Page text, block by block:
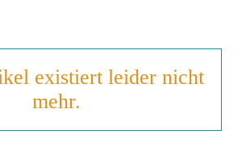
existiert leider nicht
mehr.